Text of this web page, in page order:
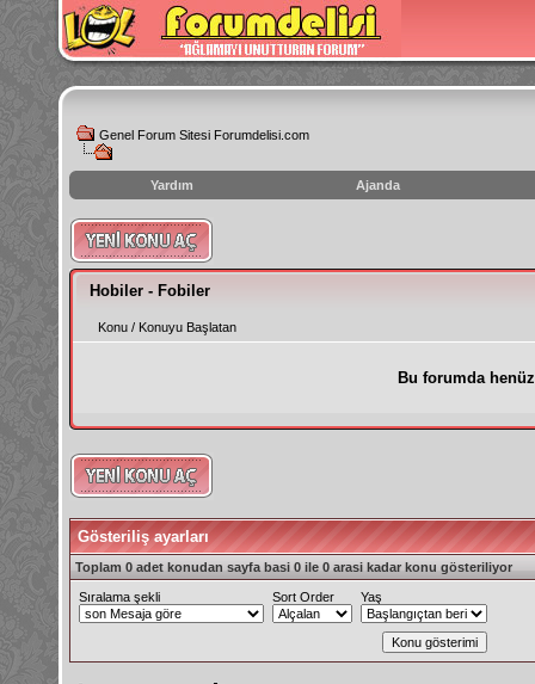
Genel Forum Sitesi Forumdelisi.com
Yardım Ajanda
instagram
izlenme
hilesi
Hobiler - Fobiler
Konu / Konuyu Başlatan
Bu forumda
Gösteriliş ayarları
Toplam 0 adet konudan sayfa basi 0 ile 0 arasi kadar konu gösteriliyor
Sıralama şekli Sort Order Yaş